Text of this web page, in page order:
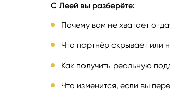
С Леей вы разберёте:
Почему вам не хватает
Что партнёр скрывает или
Как получить реальную
Что изменится, если вы